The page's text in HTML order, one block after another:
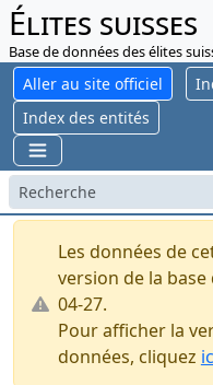
Élites suisses
Base de données des élites
Aller au site officiel
Index des entités
Les données de
version de la base
04-27.
Pour afficher la
données, cliquez